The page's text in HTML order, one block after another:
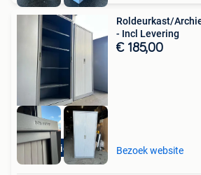
Aanbieding
Roldeurkast/
- Incl Levering
€ 185,00
Bezoek website